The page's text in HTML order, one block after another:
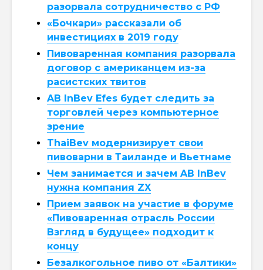
разорвала сотрудничество с РФ
«Бочкари» рассказали об
инвестициях в 2019 году
Пивоваренная компания разорвала
договор с американцем из-за
расистских твитов
AB InBev Efes будет следить за
торговлей через компьютерное
зрение
ThaiBev модернизирует свои
пивоварни в Таиланде и Вьетнаме
Чем занимается и зачем AB InBev
нужна компания ZX
Прием заявок на участие в форуме
«Пивоваренная отрасль России
Взгляд в будущее» подходит к
концу
Безалкогольное пиво от «Балтики»